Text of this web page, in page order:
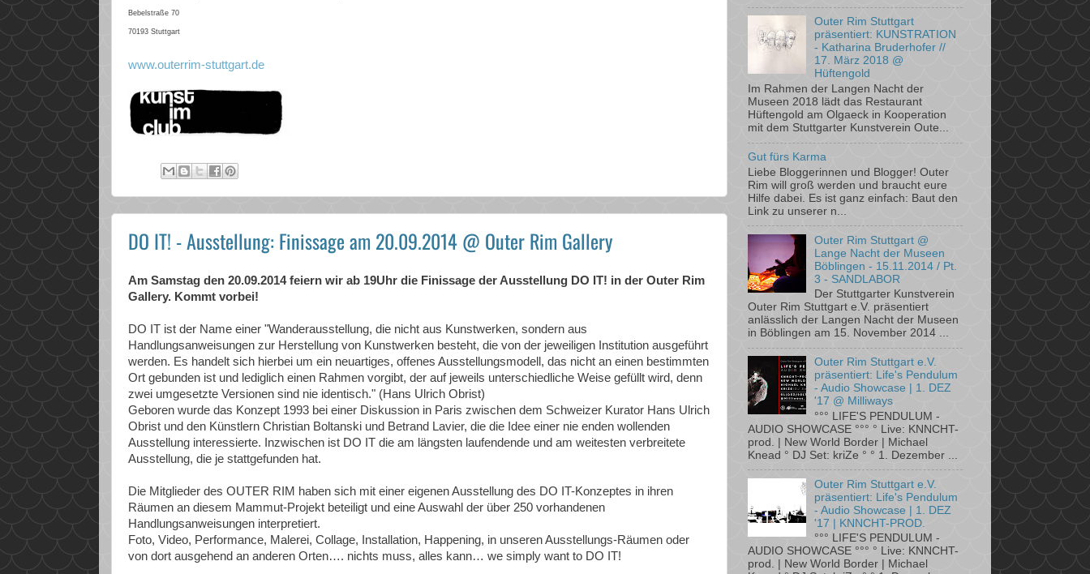
Bebelstraße 70
70193 Stuttgart
www.outerrim-stuttgart.de
DO IT! - Ausstellung: Finissage am 20.09.2014 @ Outer Rim Gallery
Am Samstag den 20.09.2014 feiern wir ab 19Uhr die Finissage der Ausstellung DO IT! in der Outer Rim
Gallery. Kommt vorbei!
DO IT ist der Name einer "Wanderausstellung, die nicht aus Kunstwerken, sondern aus
Handlungsanweisungen zur Herstellung von Kunstwerken besteht, die von der jeweiligen Institution ausgeführt
werden. Es handelt sich hierbei um ein neuartiges, offenes Ausstellungsmodell, das nicht an einen bestimmten
Ort gebunden ist und lediglich einen Rahmen vorgibt, der auf jeweils unterschiedliche Weise gefüllt wird, denn
zwei umgesetzte Versionen sind nie identisch." (Hans Ulrich Obrist)
Geboren wurde das Konzept 1993 bei einer Diskussion in Paris zwischen dem Schweizer Kurator Hans Ulrich
Obrist und den Künstlern Christian Boltanski und Betrand Lavier, die die Idee einer nie enden wollenden
Ausstellung interessierte. Inzwischen ist DO IT die am längsten laufendende und am weitesten verbreitete
Ausstellung, die je stattgefunden hat.
Die Mitglieder des OUTER RIM haben sich mit einer eigenen Ausstellung des DO IT-Konzeptes in ihren
Räumen an diesem Mammut-Projekt beteiligt und eine Auswahl der über 250 vorhandenen
Handlungsanweisungen interpretiert.
Foto, Video, Performance, Malerei, Collage, Installation, Happening, in unseren Ausstellungs-Räumen oder
von dort ausgehend an anderen Orten…. nichts muss, alles kann… we simply want to DO IT!
Outer Rim Stuttgart
präsentiert: KUNSTRATION
- Katharina Bruderhofer //
17. März 2018 @
Hüftengold
Im Rahmen der Langen Nacht der
Museen 2018 lädt das Restaurant
Hüftengold am ­Olgaeck in Kooperation
mit dem ­Stuttgarter Kunstverein Oute...
Gut fürs Karma
Liebe Bloggerinnen und Blogger! Outer
Rim will groß werden und braucht eure
Hilfe dabei. Es ist ganz einfach: Baut den
Link zu unserer n...
Outer Rim Stuttgart @
Lange Nacht der Museen
Böblingen - 15.11.2014 / Pt.
3 - SANDLABOR
Der Stuttgarter Kunstverein
Outer Rim Stuttgart e.V. präsentiert
anlässlich der Langen Nacht der Museen
in Böblingen am 15. November 2014 ...
Outer Rim Stuttgart e.V.
präsentiert: Life's Pendulum
- Audio Showcase | 1. DEZ
'17 @ Milliways
°°° LIFE'S PENDULUM -
AUDIO SHOWCASE °°° ° Live: KNNCHT-
prod. | New World Border | Michael
Knead ° DJ Set: kriZe ° ° 1. Dezember ...
Outer Rim Stuttgart e.V.
präsentiert: Life's Pendulum
- Audio Showcase | 1. DEZ
'17 | KNNCHT-PROD.
°°° LIFE'S PENDULUM -
AUDIO SHOWCASE °°° ° Live: KNNCHT-
prod. | New World Border | Michael